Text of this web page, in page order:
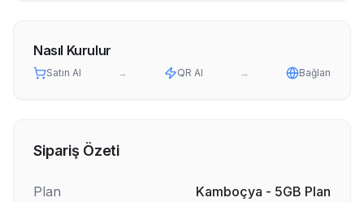
Nasıl Kurulur
Satın Al → QR Al → Bağlan
Sipariş Özeti
Plan Kamboçya - 5GB Plan